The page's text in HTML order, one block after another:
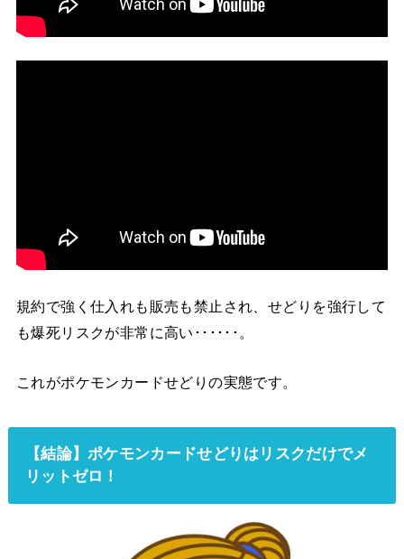
規約で強く仕入れも販売も禁止され、せどりを強行して
も爆死リスクが非常に高い･･････。
これがポケモンカードせどりの実態です。
【結論】ポケモンカードせどりはリスクだけでメ
リットゼロ！